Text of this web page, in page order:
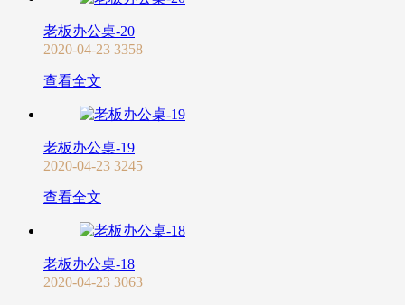
老板办公桌-20
2020-04-23 3358
查看全文
老板办公桌-19
2020-04-23 3245
查看全文
老板办公桌-18
2020-04-23 3063